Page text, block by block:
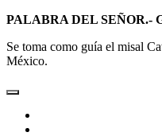
PALABRA DEL SEÑOR.-
Se toma como guía el misal
México.